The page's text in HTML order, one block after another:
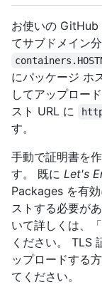
お使いの
てサブドメイン
にパッケージ ホ
してアップロー
スト URL に
す。
手動で証明書を作
す。 既に Let's
Packages を有
ストする必要が
いて詳しくは、「
ください。 TLS
ップロードする
てください。